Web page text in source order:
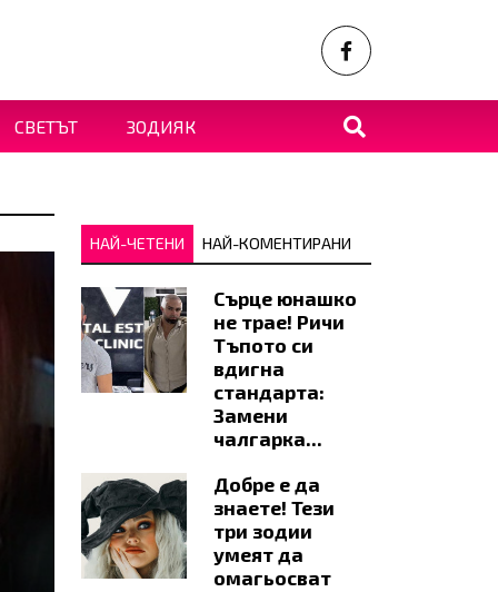
СВЕТЪТ ЗОДИЯК
НАЙ-ЧЕТЕНИ НАЙ-КОМЕНТИРАНИ
Сърце юнашко
не трае! Ричи
Тъпото си
вдигна
стандарта:
Замени
чалгарка...
Добре е да
знаете! Тези
три зодии
умеят да
омагьосват